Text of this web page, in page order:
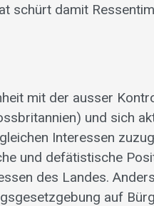
schürt damit
mit der ausser
und sich
Interessen
und defätistische
des Landes.
auf